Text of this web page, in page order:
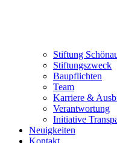
Stiftung
Stiftungszweck
Baupflichten
Team
Karriere &
Verantwortung
Initiative
Neuigkeiten
Kontakt